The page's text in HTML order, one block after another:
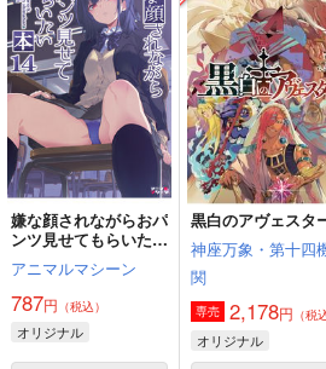
嫌な顔されながらおパ
ンツ見せてもらいたい
本14
アニマルマシーン
787円 （税込）
オリジナル
黒白のアヴェスタ
神座万象・第十四
関
専売 2,178円 （税
オリジナル